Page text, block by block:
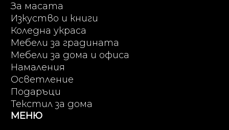
За масата
Изкуство и книги
Коледна украса
Мебели за градината
Мебели за дома и офиса
Намаления
Осветление
Подаръци
Текстил за дома
МЕНЮ